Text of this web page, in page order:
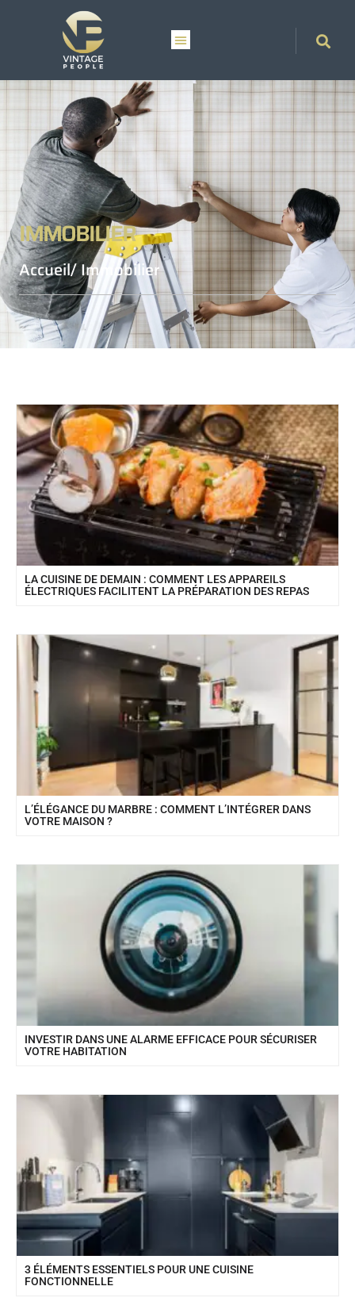
IMMOBILIER
Accueil/ Immobilier
LA CUISINE DE DEMAIN : COMMENT LES APPAREILS
ÉLECTRIQUES FACILITENT LA PRÉPARATION DES REPAS
L’ÉLÉGANCE DU MARBRE : COMMENT L’INTÉGRER DANS
VOTRE MAISON ?
INVESTIR DANS UNE ALARME EFFICACE POUR SÉCURISER
VOTRE HABITATION
3 ÉLÉMENTS ESSENTIELS POUR UNE CUISINE
FONCTIONNELLE